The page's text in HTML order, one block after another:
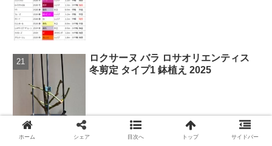
ロクサーヌ バラ ロサオリエンティス
冬剪定 タイプ1 鉢植え 2025
ホーム シェア 目次へ トップ サイドバー